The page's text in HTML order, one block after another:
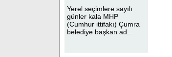
Yerel seçimlere sayılı
günler kala MHP
(Cumhur ittifakı) Çumra
belediye başkan ad...